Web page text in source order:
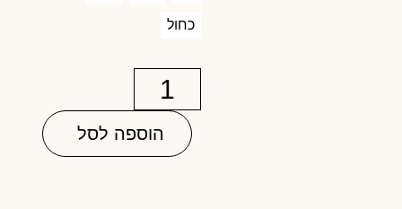
כחול
הוספה לסל